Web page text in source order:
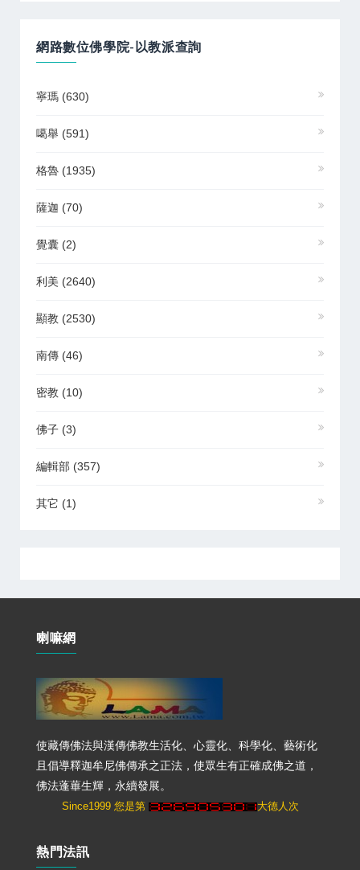
網路數位佛學院-以教派查詢
寧瑪 (630)
噶舉 (591)
格魯 (1935)
薩迦 (70)
覺囊 (2)
利美 (2640)
顯教 (2530)
南傳 (46)
密教 (10)
佛子 (3)
編輯部 (357)
其它 (1)
喇嘛網
使藏傳佛法與漢傳佛教生活化、心靈化、科學化、藝術化
且倡導釋迦牟尼佛傳承之正法，使眾生有正確成佛之道，
佛法蓬蓽生輝，永續發展。
Since1999 您是第 大德人次
熱門法訊